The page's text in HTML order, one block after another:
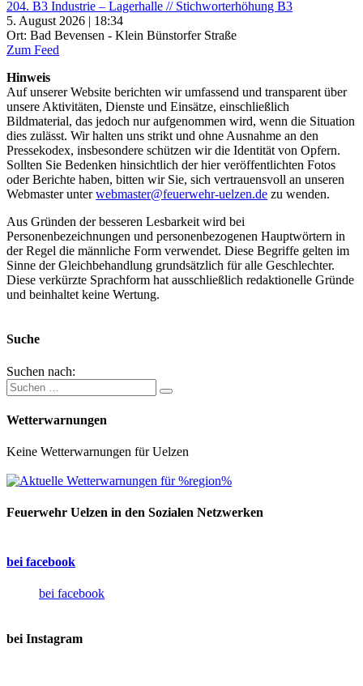
204. B3 Industrie – Lagerhalle // Stichworterhöhung B3
5. August 2026 | 18:34
Ort: Bad Bevensen - Klein Bünstorfer Straße
Zum Feed
Hinweis
Auf unserer Website berichten wir umfassend und transparent über
unsere Aktivitäten, Dienste und Einsätze, einschließlich
Bildmaterial, das jedoch nur aufgenommen wird, wenn die Situation
dies zulässt. Wir halten uns strikt und ohne Ausnahme an den
Pressekodex, insbesondere schützen wir die Identität von Opfern.
Sollten Sie Bedenken hinsichtlich der hier veröffentlichten Fotos
oder Berichte haben, bitten wir Sie, sich vertrauensvoll an unseren
Webmaster unterwebmaster@feuerwehr-uelzen.de zu wenden.
Aus Gründen der besseren Lesbarkeit wird bei
Personenbezeichnungen und personenbezogenen Hauptwörtern in
der Regel die männliche Form verwendet. Diese Begriffe gelten im
Sinne der Gleichbehandlung grundsätzlich für alle Geschlechter.
Diese verkürzte Sprachform hat ausschließlich redaktionelle Gründe
und beinhaltet keine Wertung.
Suche
Suchen nach:
Wetterwarnungen
Keine Wetterwarnungen für Uelzen
Feuerwehr Uelzen in den Sozialen Netzwerken
bei facebook
bei facebook
bei Instagram